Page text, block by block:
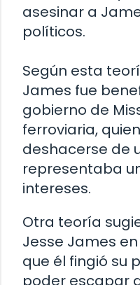
asesinar a
políticos.
Según esta
James fue
gobierno de
ferroviaria,
deshacerse de
representaba
intereses.
Otra teoría
Jesse James
que él fingió su
poder escapar